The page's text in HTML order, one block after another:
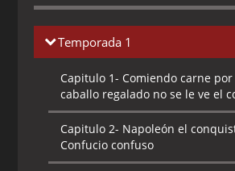
Temporada 1
Capitulo 1- Comiendo carne
caballo regalado no se le ve el
Capitulo 2- Napoleón el
Confucio confuso